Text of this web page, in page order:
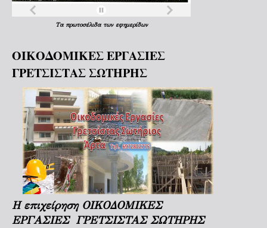
Τα πρωτοσέλιδα των εφημερίδων
ΟΙΚΟΔΟΜΙΚΕΣ ΕΡΓΑΣΙΕΣ
ΓΡΕΤΣΙΣΤΑΣ ΣΩΤΗΡΗΣ
Η επιχείρηση ΟΙΚΟΔΟΜΙΚΕΣ
ΕΡΓΑΣΙΕΣ ΓΡΕΤΣΙΣΤΑΣ ΣΩΤΗΡΗΣ